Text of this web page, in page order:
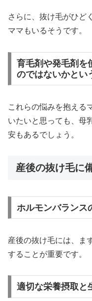
さらに、抜け毛がひど
ママもいるそうです。
育毛剤や発毛剤を
のではないかとい
これらの悩みを抱える
いたいと思っても、母
安もあるでしょう。
産後の抜け毛に
ホルモンバランス
産後の抜け毛には、ま
することが重要です。
適切な栄養摂取と